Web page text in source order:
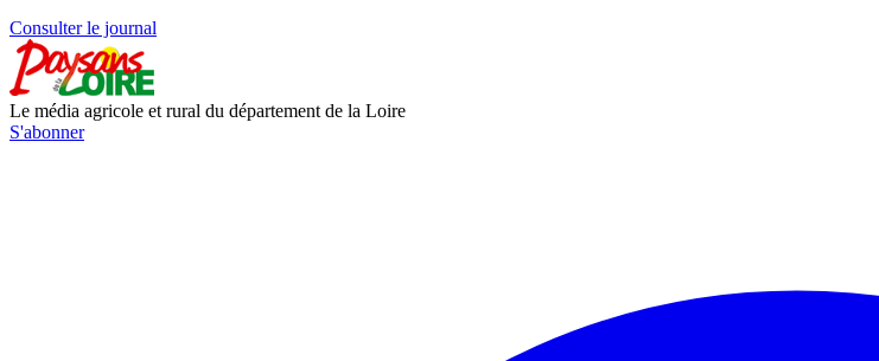
Consulter le journal
Le média agricole et rural du département de la Loire
S'abonner